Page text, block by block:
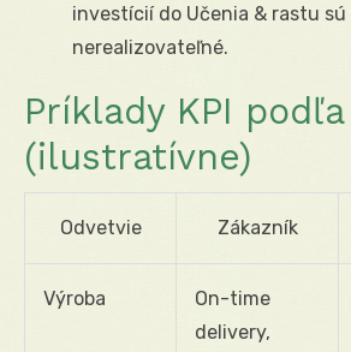
investícií do Učenia & rastu sú
nerealizovateľné.
Príklady KPI
(ilustratívne)
Odvetvie Zákazník
Výroba
On-time
delivery,